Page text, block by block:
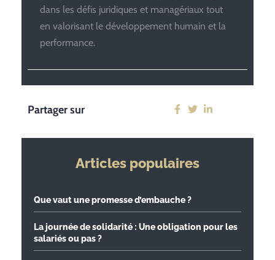
dans les défis juridiques et managériaux tout
en valorisant le développement humain et la
performance.
Partager sur
Articles populaires
Que vaut une promesse d’embauche ?
La journée de solidarité : Une obligation pour les
salariés ou pas ?